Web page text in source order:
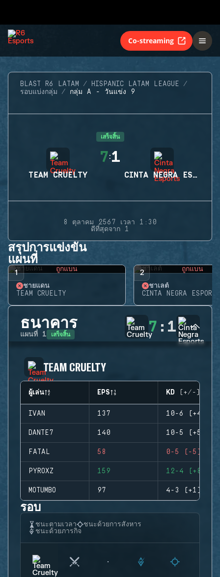
Co-streaming
BLAST R6 LATAM
HISPANIC LATAM LEAGUE
รอบแบ่งกลุ่ม
กลุ่ม A - วันแข่ง 9
เสร็จสิ้น
TEAM CRUELTY
7:1
CINTA NEGRA ESPORTS
8 ตุลาคม 2567 เวลา 1:30
ดีที่สุดจาก 1
สรุปการแข่งขัน
แผนที่
1 ถูกแบน
ชายแดน
TEAM CRUELTY
2 ถูกแบน
ชาเลต์
CINTA NEGRA ESPORTS
ธนาคาร
แผนที่ 1 เสร็จสิ้น 7 : 1
TEAM CRUELTY
ผู้เล่น EPS KD (+/-)
IVAN 137 10-6 (+4)
DANTE7 140 10-5 (+5)
FATAL 58 0-5 (-5)
PYROXZ 159 12-4 (+8)
MOTUMBO 97 4-3 (+1)
รอบ
ชนะตามเวลา
ชนะด้วยการสังหาร
ชนะด้วยภารกิจ